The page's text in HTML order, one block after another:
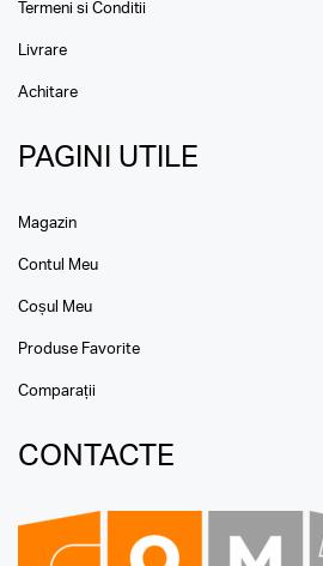
Termeni si Conditii
Livrare
Achitare
PAGINI UTILE
Magazin
Contul Meu
Coșul Meu
Produse Favorite
Comparații
CONTACTE